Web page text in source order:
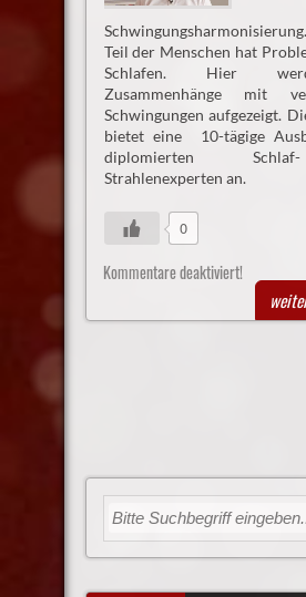
Teil der Menschen hat
Schlafen. Hier
Zusammenhänge mit
Schwingungen aufgezeigt.
bietet eine 10-tägige
diplomierten
Strahlenexperten an.
0
Kommentare deaktiviert!